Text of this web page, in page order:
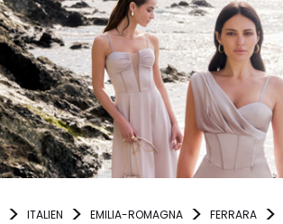
ITALIEN EMILIA-ROMAGNA FERRARA